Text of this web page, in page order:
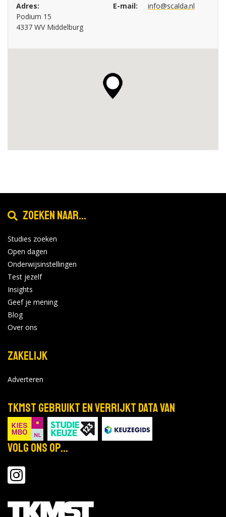
Adres:
Podium 15
4337 WV Middelburg
E-mail: info@scalda.nl
Zoeken naar...
Studies zoeken
Open dagen
Onderwijsinstellingen
Test jezelf
Insights
Geef je mening
Blog
Over ons
Zakelijk
Adverteren
TKMST gebruikt en verrijkt data van
Volg ons op...